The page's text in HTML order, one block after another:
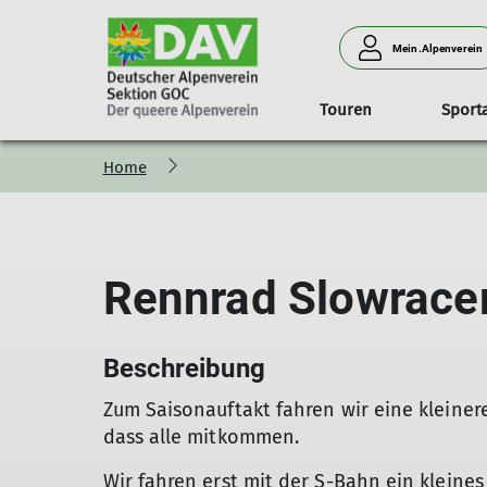
Mein.Alpenverein
Touren
Tourenprogramm Mailinglisten &
Wandern & Bergsteigen
Das ist der queere Alpenverein
Bildergalerien
GOC in den Medien
Touren Klimaschutz im GOC
Klimaschutz in den DAV-
Mitglied werden
Archiv
Programm-Archiv
Touren-Archiv
Home
Rennrad
Beschreibung
Zum Saisonauftakt fahren wir eine
dass alle mitkommen.
Wir fahren erst mit der S-Bahn ein